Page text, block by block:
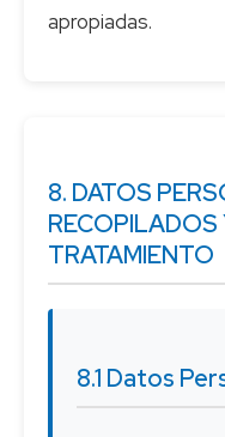
8. DATOS
RECOPILADOS
TRATAMIENTO
8.1 Datos